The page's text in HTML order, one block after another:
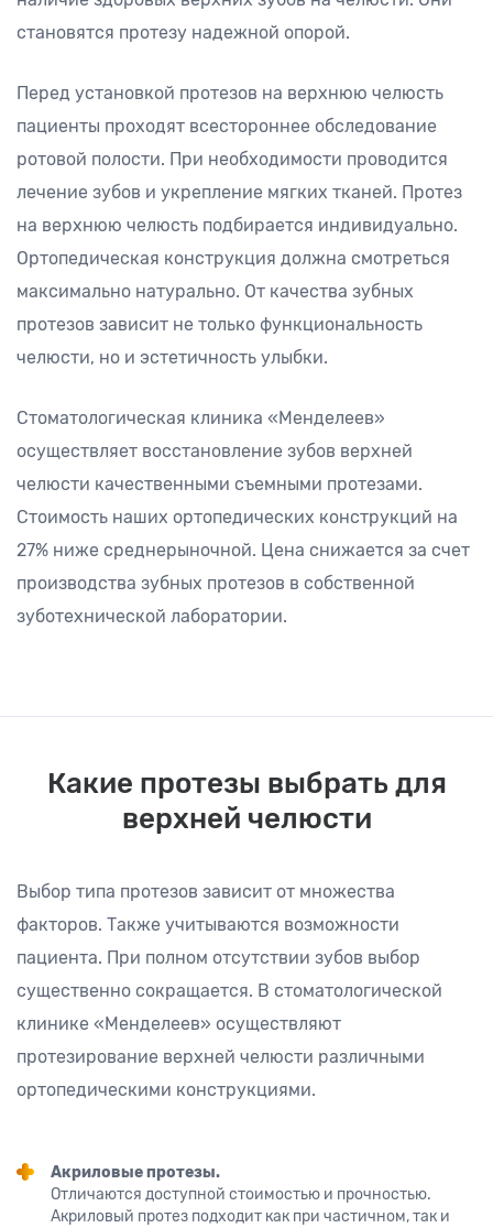
становятся протезу надежной опорой.
Перед установкой протезов на верхнюю челюсть
пациенты проходят всестороннее обследование
ротовой полости. При необходимости проводится
лечение зубов и укрепление мягких тканей. Протез
на верхнюю челюсть подбирается индивидуально.
Ортопедическая конструкция должна смотреться
максимально натурально. От качества зубных
протезов зависит не только функциональность
челюсти, но и эстетичность улыбки.
Стоматологическая клиника «Менделеев»
осуществляет восстановление зубов верхней
челюсти качественными съемными протезами.
Стоимость наших ортопедических конструкций на
27% ниже среднерыночной. Цена снижается за счет
производства зубных протезов в собственной
зуботехнической лаборатории.
Какие протезы выбрать для
верхней челюсти
Выбор типа протезов зависит от множества
факторов. Также учитываются возможности
пациента. При полном отсутствии зубов выбор
существенно сокращается. В стоматологической
клинике «Менделеев» осуществляют
протезирование верхней челюсти различными
ортопедическими конструкциями.
Акриловые протезы.
Отличаются доступной стоимостью и прочностью.
Акриловый протез подходит как при частичном, так и